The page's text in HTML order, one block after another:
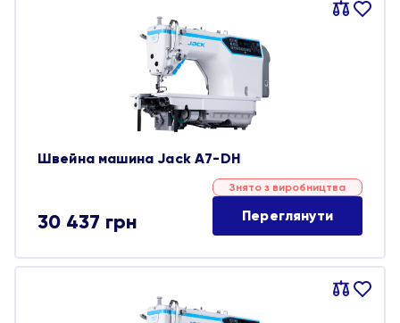
Порівняти
В
Швейна машина Jack A7-DH
30 437 грн
Знято з виробництва
Переглянути
Порівняти
В